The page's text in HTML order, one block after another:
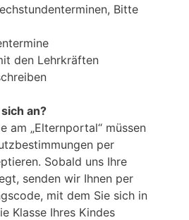
Bitte
den Lehrkräften
an?
am „Elternportal“ müssen
per
Sobald uns Ihre
senden wir Ihnen per
mit dem Sie sich in
Klasse Ihres Kindes